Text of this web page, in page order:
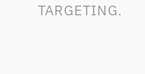
TARGETING.